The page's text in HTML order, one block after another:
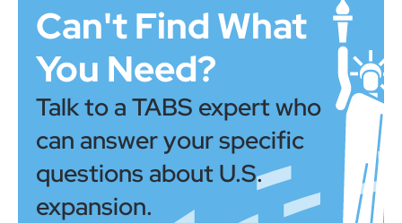
Can't Find What
You Need?
Talk to a TABS expert who
can answer your specific
questions about U.S.
expansion.